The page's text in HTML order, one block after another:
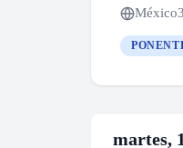
México
martes,